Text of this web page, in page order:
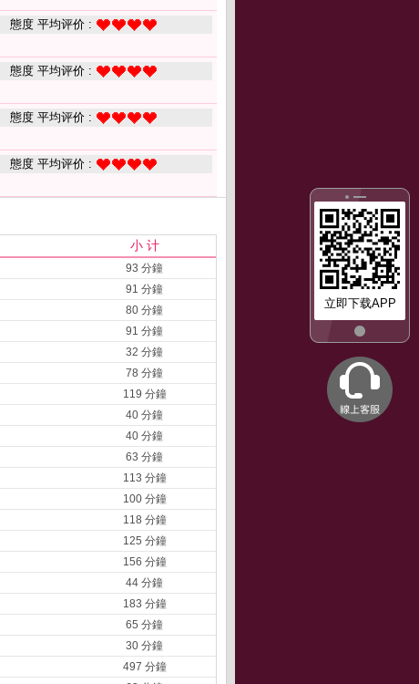
立即下载APP
態度 平均评价 :
態度 平均评价 :
態度 平均评价 :
態度 平均评价 :
小 计
93 分鐘
91 分鐘
80 分鐘
91 分鐘
32 分鐘
78 分鐘
119 分鐘
40 分鐘
40 分鐘
63 分鐘
113 分鐘
100 分鐘
118 分鐘
125 分鐘
156 分鐘
44 分鐘
183 分鐘
65 分鐘
30 分鐘
497 分鐘